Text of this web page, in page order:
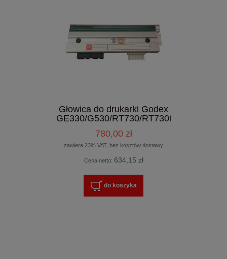
Głowica do drukarki Godex
GE330/G530/RT730/RT730i
780,00 zł
zawiera 23% VAT, bez kosztów dostawy
Cena netto: 634,15 zł
do koszyka